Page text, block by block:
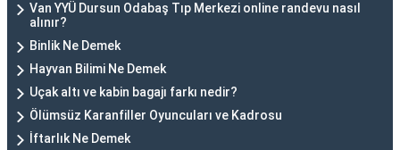
Van YYÜ Dursun Odabaş Tıp Merkezi online randevu nasıl
alınır?
Binlik Ne Demek
Hayvan Bilimi Ne Demek
Uçak altı ve kabin bagajı farkı nedir?
Ölümsüz Karanfiller Oyuncuları ve Kadrosu
İftarlık Ne Demek